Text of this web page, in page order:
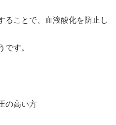
ることで、血液酸化を防止し
です。
の高い方